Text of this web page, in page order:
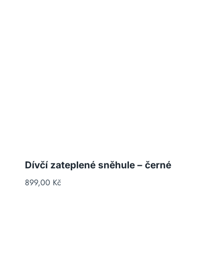
Dívčí zateplené sněhule – černé
899,00 Kč